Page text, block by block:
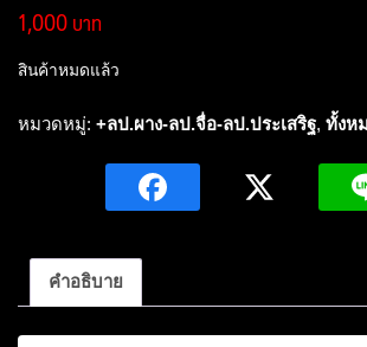
1,000
สินค้าหมดแล้ว
หมวดหมู่: +ลป.ผาง-ลป.จื่อ-ลป.ประเสริฐ, ทั้งห
คำอธิบาย